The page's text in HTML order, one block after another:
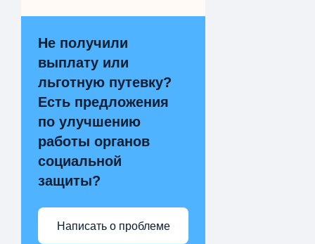
Не получили
выплату или
льготную путевку?
Есть предложения
по улучшению
работы органов
социальной
защиты?
Написать о проблеме